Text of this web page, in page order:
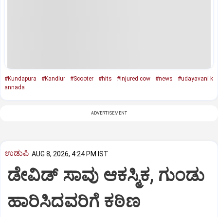
#Kundapura #Kandlur #Scooter #hits #injured cow #news
#udayavani k
annada
ADVERTISEMENT
ಉಡುಪಿ AUG 8, 2026, 4:24 PM IST
ಡೇವಿಡ್ ಸಾವು ಆಕಸ್ಮಿಕ, ಗುಂಡು
ಹಾರಿಸಿದವರಿಗೆ ಕಠಿಣ